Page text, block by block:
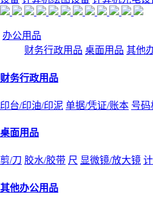
办公用品
财务行政用品 桌面用品 其他
财务行政用品
印台/印油/印泥 单据/凭证/账本 号码
桌面用品
剪/刀 胶水/胶带 尺 显微镜/放大镜
其他办公用品